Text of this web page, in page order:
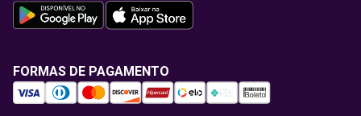
FORMAS DE PAGAMENTO